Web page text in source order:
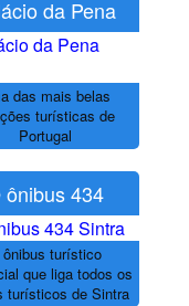
da Pena
das mais belas
turísticas de
Portugal
ônibus 434
ônibus turístico
que liga todos os
turísticos de Sintra